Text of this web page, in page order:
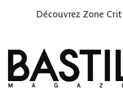
Découvrez Zone